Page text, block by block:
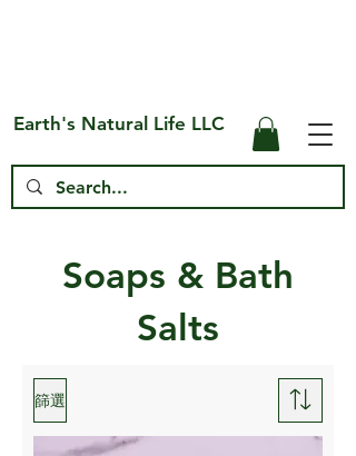
Earth's Natural Life LLC
Soaps & Bath
Salts
篩選